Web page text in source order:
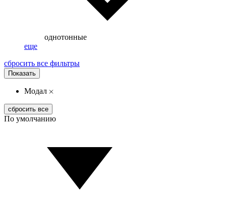
однотонные
еще
сбросить все фильтры
Показать
Модал
сбросить все
По умолчанию